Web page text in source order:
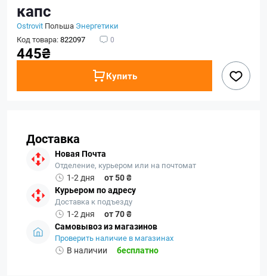
капс
Ostrovit Польша Энергетики
Код товара:822097 0
445₴
Купить
Доставка
Новая Почта
Отделение, курьером или на почтомат
1-2 дня
от 50 ₴
Курьером по адресу
Доставка к подъезду
1-2 дня
от 70 ₴
Самовывоз из магазинов
Проверить наличие в магазинах
В наличии бесплатно